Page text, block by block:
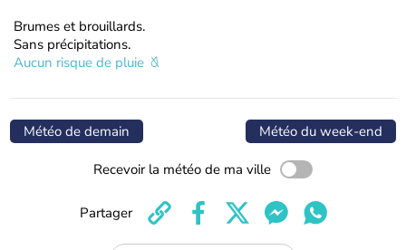
Brumes et brouillards.
Sans précipitations.
Aucun risque de pluie
Météo de demain Météo du week-end
Recevoir la météo de ma ville
Partager